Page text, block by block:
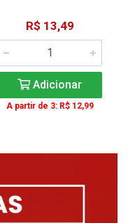
R$ 13,49
Adicionar
A partir de 3: R$ 12,99